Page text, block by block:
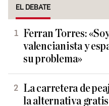
EL DEBATE
Ferran Torres:
valencianista y
su problema»
La carretera de
la alternativa gratis